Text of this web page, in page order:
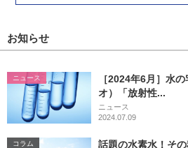
お知らせ
ニュース
［2024年6月］水
オ）「放射性...
ニュース
2024.07.09
コラム 話題の水素水！そ